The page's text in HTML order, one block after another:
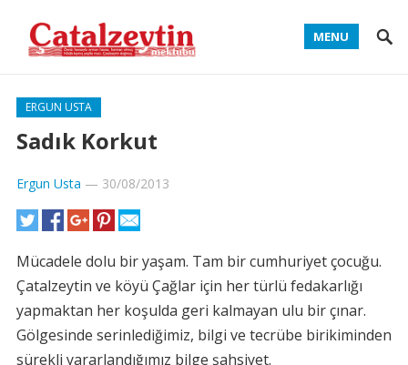
MENU
ERGUN USTA
Sadık Korkut
Ergun Usta — 30/08/2013
Mücadele dolu bir yaşam. Tam bir cumhuriyet çocuğu.
Çatalzeytin ve köyü Çağlar için her türlü fedakarlığı
yapmaktan her koşulda geri kalmayan ulu bir çınar.
Gölgesinde serinlediğimiz, bilgi ve tecrübe birikiminden
sürekli yararlandığımız bilge şahsiyet.